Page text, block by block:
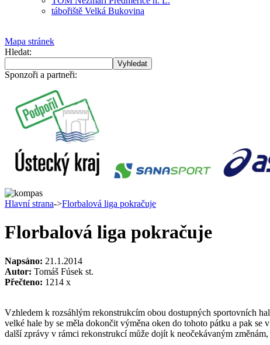
tábořiště Velká Bukovina
Mapa stránek
Hledat:
Sponzoři a partneři:
Hlavní strana->Florbalová liga pokračuje
Florbalová liga pokračuje
Napsáno: 21.1.2014
Autor: Tomáš Fúsek st.
Přečteno: 1214 x
Vzhledem k rozsáhlým rekonstrukcím obou dostupných sportovních hal
velké hale by se měla dokončit výměna oken do tohoto pátku a pak se v
další zprávy v rámci rekonstrukcímůže dojít k neočekávaným změnám,